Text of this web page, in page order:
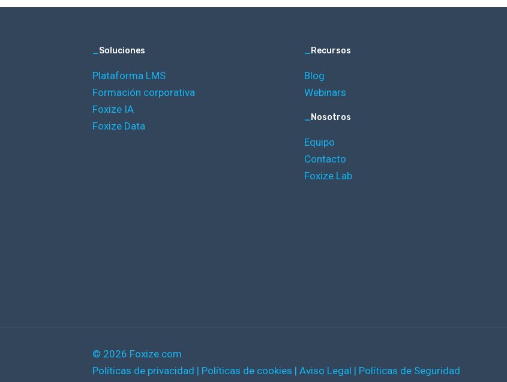
_Soluciones
Plataforma LMS
Formación corporativa
Foxize IA
Foxize Data
_Recursos
Blog
Webinars
_Nosotros
Equipo
Contacto
Foxize Lab
© 2026 Foxize.com
Políticas de privacidad | Políticas de cookies | Aviso Legal | Políticas de Seguridad